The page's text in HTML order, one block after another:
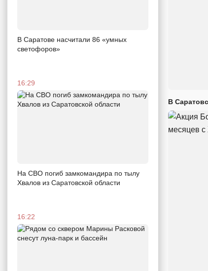
В Саратове насчитали 86 «умных
светофоров»
16:29
На СВО погиб замкомандира по тылу
Хвалов из Саратовской области
16:22
В